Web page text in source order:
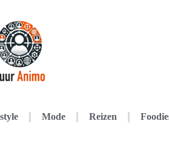
Mode Reizen